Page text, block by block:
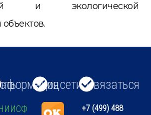
и экологической
Соцсети Связаться
+7 (499) 488